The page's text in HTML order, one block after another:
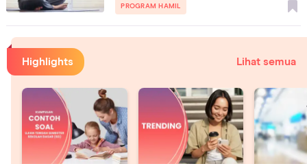
PROGRAM HAMIL
Highlights Lihat semua